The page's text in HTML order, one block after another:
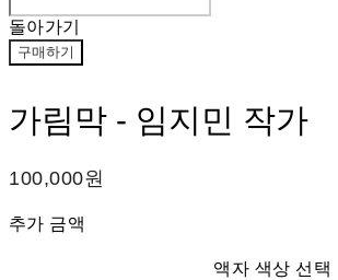
돌아가기
구매하기
가림막 - 임지민 작가
100,000원
추가 금액
액자 색상 선택